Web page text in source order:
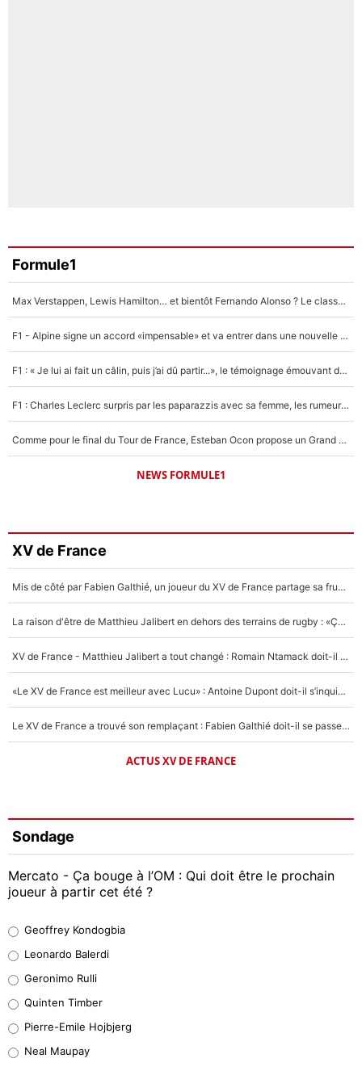
Formule1
Max Verstappen, Lewis Hamilton… et bientôt Fernando Alonso ? Le classement des pilotes les mieux payés en Formule 1 risque de changer !
F1 - Alpine signe un accord «impensable» et va entrer dans une nouvelle dimension : Grande nouvelle pour Pierre Gasly !
F1 : « Je lui ai fait un câlin, puis j’ai dû partir...», le témoignage émouvant de Max Verstappen sur sa fille
F1 : Charles Leclerc surpris par les paparazzis avec sa femme, les rumeurs étaient vraies !
Comme pour le final du Tour de France, Esteban Ocon propose un Grand Prix de Formule 1 à Paris : «Autour de l’Arc de Triomphe, ce serait génial» !
NEWS FORMULE1
XV de France
Mis de côté par Fabien Galthié, un joueur du XV de France partage sa frustration : «ils ne me l’ont pas dit tout de suite»
La raison d'être de Matthieu Jalibert en dehors des terrains de rugby : «Ça m'atteint autant que si tu touches à un membre de ma famille»
XV de France - Matthieu Jalibert a tout changé : Romain Ntamack doit-il s’inquiéter pour sa place à un an de la Coupe du monde ?
«Le XV de France est meilleur avec Lucu» : Antoine Dupont doit-il s’inquiéter pour sa place ?
Le XV de France a trouvé son remplaçant : Fabien Galthié doit-il se passer d'Antoine Dupont ?
ACTUS XV DE FRANCE
Sondage
Mercato - Ça bouge à l’OM : Qui doit être le prochain
joueur à partir cet été ?
38%
32%
5%
Geoffrey Kondogbia
Leonardo Balerdi
Geronimo Rulli
Quinten Timber
Pierre-Emile Hojbjerg
Neal Maupay